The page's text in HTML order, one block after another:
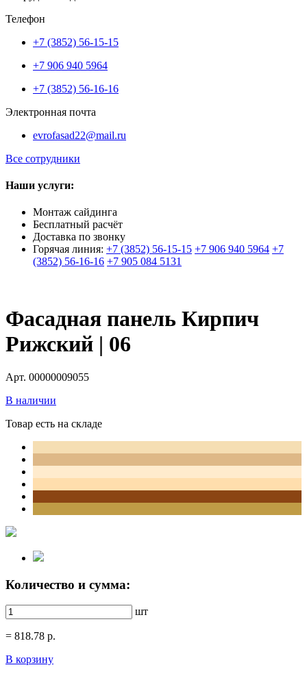
Телефон
+7 (3852) 56-15-15
+7 906 940 5964
+7 (3852) 56-16-16
Электронная почта
evrofasad22@mail.ru
Все сотрудники
Наши услуги:
Монтаж сайдинга
Бесплатный расчёт
Доставка по звонку
Горячая линия: +7 (3852) 56-15-15 +7 906 940 5964 +7
(3852) 56-16-16 +7 905 084 5131
Фасадная панель Кирпич
Рижский | 06
Арт. 00000009055
В наличии
Товар есть на складе
Количество и сумма:
шт
= 818.78 р.
В корзину